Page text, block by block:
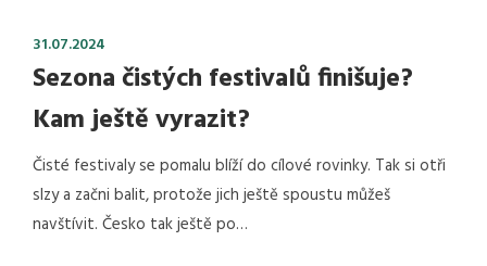
31.07.2024
Sezona čistých festivalů finišuje?
Kam ještě vyrazit?
Čisté festivaly se pomalu blíží do cílové rovinky. Tak si otři
slzy a začni balit, protože jich ještě spoustu můžeš
navštívit. Česko tak ještě po…